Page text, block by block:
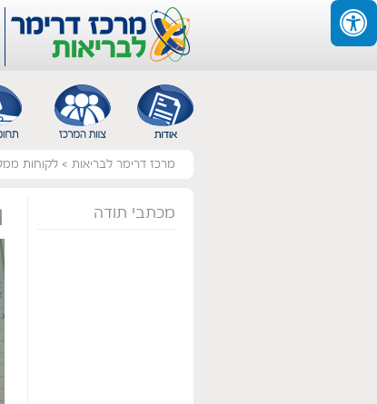
מרכז דרימר לבריאות > לקוחות
מכתבי תודה